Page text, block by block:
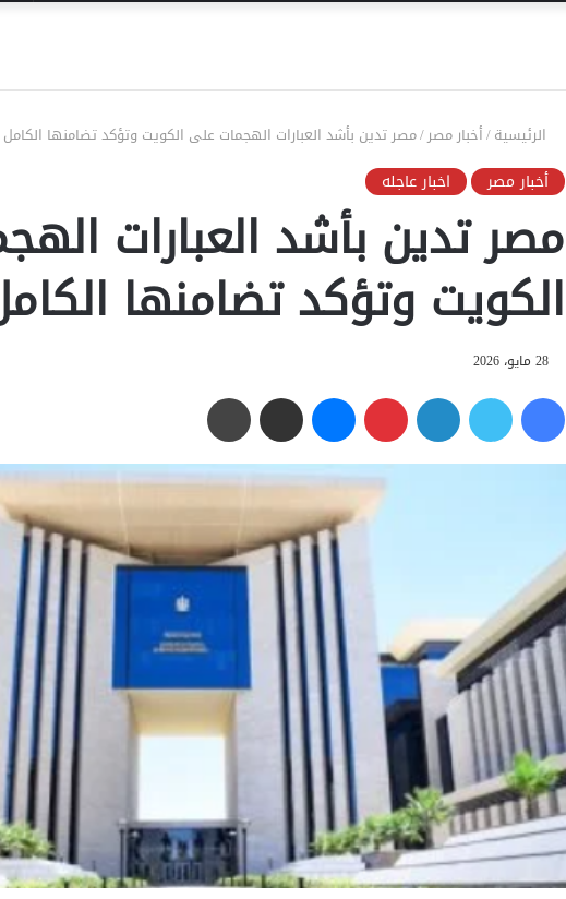
الرئيسية/أخبار مصر/مصر تدين بأشد العبارات الهجمات على الكويت وتؤكد تضامنها
أخبار مصر اخبار عاجله
مصر تدين بأشد العبارات
الكويت وتؤكد تضامنها
28 مايو، 2026
فيسبوك تويتر لينكدإن بينتيريست ماسنجر مشاركة عبر البريد